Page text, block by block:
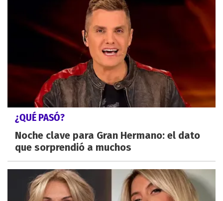
¿QUÉ PASÓ?
Noche clave para Gran Hermano: el dato
que sorprendió a muchos